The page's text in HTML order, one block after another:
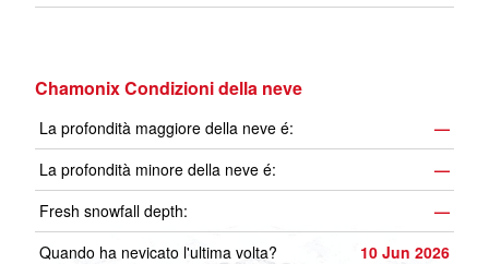
Chamonix Condizioni della neve
La profondità maggiore della neve é:
—
La profondità minore della neve é:
—
Fresh snowfall depth:
—
Quando ha nevicato l'ultima volta?
10 Jun 2026